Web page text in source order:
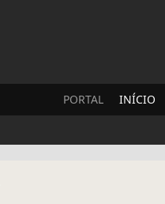
PORTAL INÍCIO